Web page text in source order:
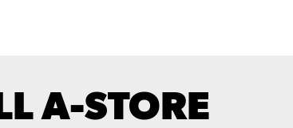
A-STORE